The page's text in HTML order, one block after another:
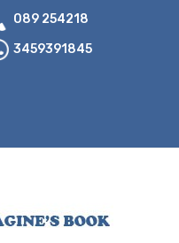
089 254218
3459391845